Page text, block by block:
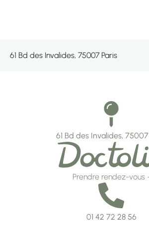
61 Bd des Invalides, 75007 Paris
61 Bd des Invalides, 75007
Prendre rendez-vous
01 42 72 28 56